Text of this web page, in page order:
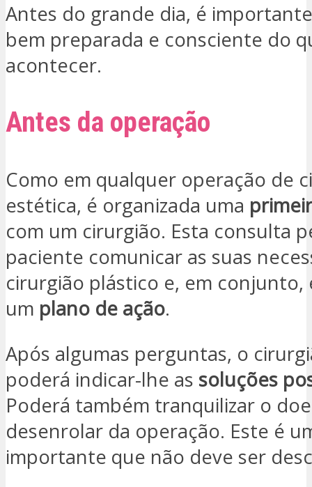
Antes do grande dia, é
bem preparada e consciente do
acontecer.
Antes da operação
Como em qualquer operação de
estética, é organizada uma
com um cirurgião. Esta consulta
paciente comunicar as suas
cirurgião plástico e, em conjunto,
um plano de ação.
Após algumas perguntas, o
poderá indicar-lhe as soluções
Poderá também tranquilizar o
desenrolar da operação. Este é
importante que não deve ser